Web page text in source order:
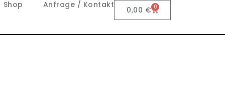
Shop Anfrage / Kontakt
0,00 € 0